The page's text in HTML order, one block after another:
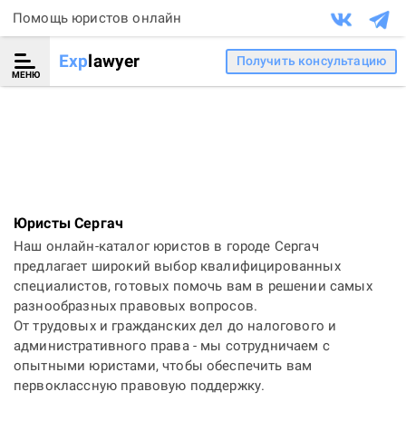
Помощь юристов онлайн
МЕНЮ
Explawyer Получить консультацию
Юристы Сергач
Наш онлайн-каталог юристов в городе Сергач
предлагает широкий выбор квалифицированных
специалистов, готовых помочь вам в решении самых
разнообразных правовых вопросов.
От трудовых и гражданских дел до налогового и
административного права - мы сотрудничаем с
опытными юристами, чтобы обеспечить вам
первоклассную правовую поддержку.